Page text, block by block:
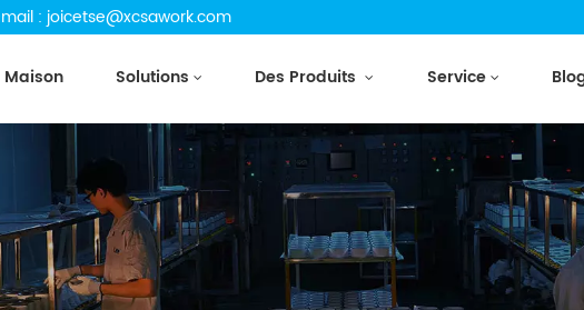
: joicetse@xcsawork.com
Maison Solutions Des Produits Service